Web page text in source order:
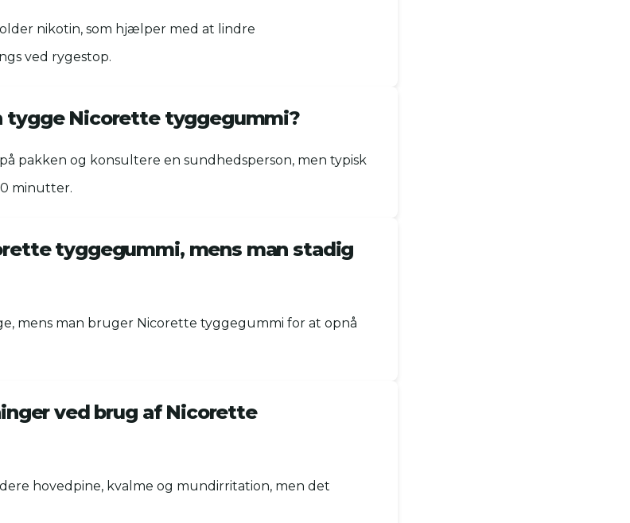
nikotin, som hjælper med at lindre
ved rygestop.
tygge Nicorette tyggegummi?
pakken og konsultere en sundhedsperson, men typisk
minutter.
tyggegummi, mens man stadig
mens man bruger Nicorette tyggegummi for at opnå
ved brug af Nicorette
hovedpine, kvalme og mundirritation, men det